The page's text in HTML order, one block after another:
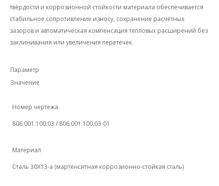
твёрдости и коррозионной стойкости материала обеспечивается
стабильное сопротивление износу, сохранение расчётных
зазоров и автоматическая компенсация тепловых расширений без
заклинивания или увеличения перетечек.
Параметр
Значение
Номер чертежа
806.001.100.03 / 806.001.100.03-01
Материал
Сталь 30Х13-а (мартенситная коррозионно-стойкая сталь)